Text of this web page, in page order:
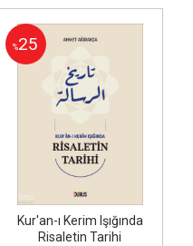
%25
Kur'an-ı Kerim Işığında
Risaletin Tarihi